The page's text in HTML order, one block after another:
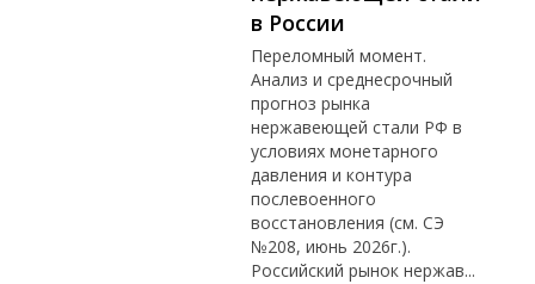
в России
Переломный момент.
Анализ и среднесрочный
прогноз рынка
нержавеющей стали РФ в
условиях монетарного
давления и контура
послевоенного
восстановления (см. СЭ
№208, июнь 2026г.).
Российский рынок нержав...